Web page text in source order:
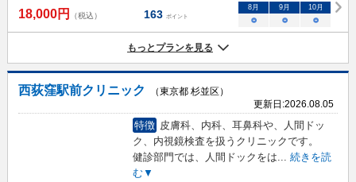
18,000円 （税込） 163 ポイント
8 月 9 月 10月
○ ○ ○
もっとプランを見る
西荻窪駅前クリニック
（東京都 杉並区）
更新日:2026.08.05
特徴 皮膚科、内科、耳鼻科や、人間ドッ
ク、内視鏡検査を扱うクリニックです。
健診部門では、人間ドックをは
続きを読
む▼